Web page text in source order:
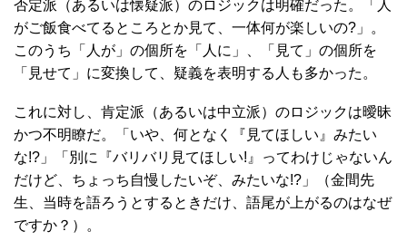
否定派（あるいは懐疑派）のロジックは明確だった。「人
がご飯食べてるところとか見て、一体何が楽しいの?」。
このうち「人が」の個所を「人に」、「見て」の個所を
「見せて」に変換して、疑義を表明する人も多かった。
これに対し、肯定派（あるいは中立派）のロジックは曖昧
かつ不明瞭だ。「いや、何となく『見てほしい』みたい
な!?」「別に『バリバリ見てほしい!』ってわけじゃないん
だけど、ちょっち自慢したいぞ、みたいな!?」（金間先
生、当時を語ろうとするときだけ、語尾が上がるのはなぜ
ですか？）。